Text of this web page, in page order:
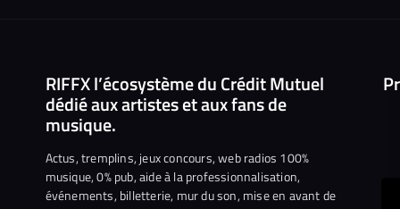
RIFFX l’écosystème du Crédit Mutuel
dédié aux artistes et aux fans de
musique.
Actus, tremplins, jeux concours, web radios 100%
musique, 0% pub, aide à la professionnalisation,
événements, billetterie, mur du son, mise en avant de